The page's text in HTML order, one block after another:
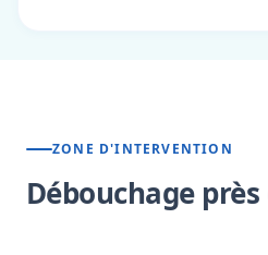
ZONE D'INTERVENTION
Débouchage